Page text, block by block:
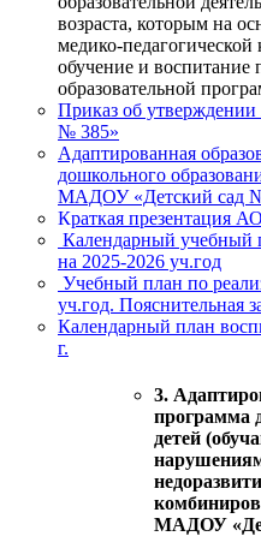
возраста, которым на
медико-
обучение и воспитание
образовательной
Приказ об
№ 385»
Адаптированная
дошкольного
МАДОУ «Детский сад
Краткая презентация
Календарный
на 2025-2026 уч.год
Учебный план по
уч.год. Пояснительная
Календарный план
г.
3.
программа
детей
МАДОУ